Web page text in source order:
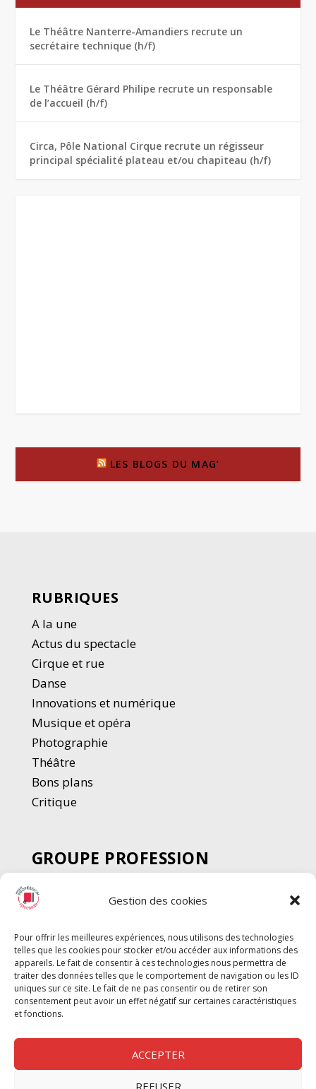
Gestion des cookies
Pour offrir les meilleures expériences, nous utilisons des technologies
telles que les cookies pour stocker et/ou accéder aux informations des
appareils. Le fait de consentir à ces technologies nous permettra de
traiter des données telles que le comportement de navigation ou les ID
uniques sur ce site. Le fait de ne pas consentir ou de retirer son
consentement peut avoir un effet négatif sur certaines caractéristiques
et fonctions.
ACCEPTER
REFUSER
Le Théâtre Nanterre-Amandiers recrute un
secrétaire technique (h/f)
Le Théâtre Gérard Philipe recrute un responsable
de l’accueil (h/f)
Circa, Pôle National Cirque recrute un régisseur
principal spécialité plateau et/ou chapiteau (h/f)
LES BLOGS DU MAG’
RUBRIQUES
A la une
Actus du spectacle
Cirque et rue
Danse
Innovations et numérique
Musique et opéra
Photographie
Théâtre
Bons plans
Critique
GROUPE PROFESSION
SPECTACLE
Chèque Intermittents
Chèque Compta
Chèque Emploi Spectacle
G-Pods
Profession Audio-visuel